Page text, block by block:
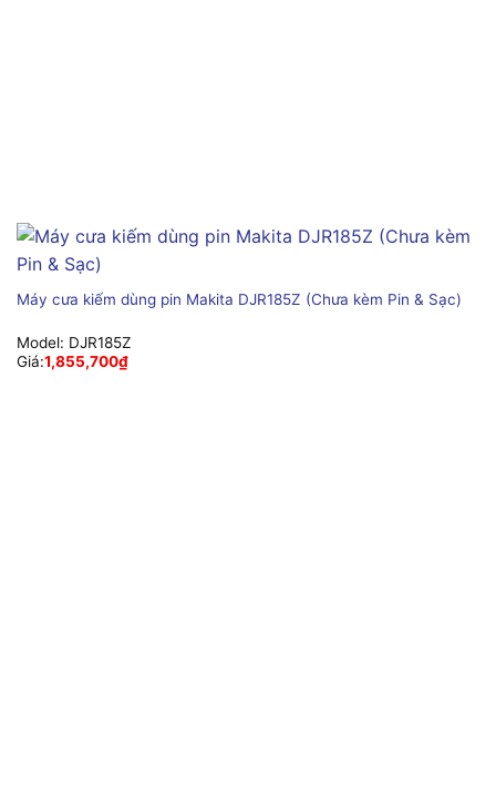
Máy cưa kiếm dùng pin Makita DJR185Z (Chưa kèm Pin & Sạc)
Model: DJR185Z
Giá:1,855,700₫